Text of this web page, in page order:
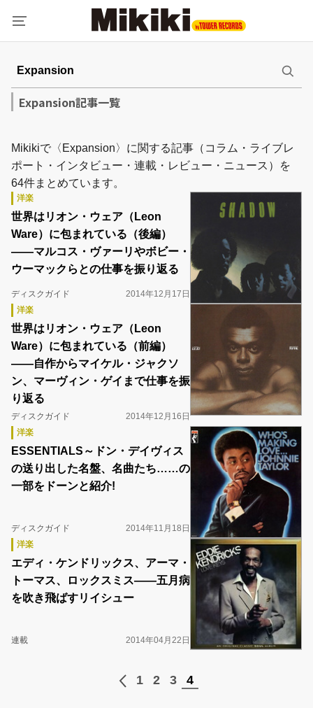
Expansion記事一覧
Mikikiで〈Expansion〉に関する記事（コラム・ライブレ
ポート・インタビュー・連載・レビュー・ニュース）を
64件まとめています。
洋楽
世界はリオン・ウェア（Leon
Ware）に包まれている（後編）
――マルコス・ヴァーリやボビー・
ウーマックらとの仕事を振り返る
ディスクガイド
2014年12月17日
洋楽
世界はリオン・ウェア（Leon
Ware）に包まれている（前編）
――自作からマイケル・ジャクソ
ン、マーヴィン・ゲイまで仕事を振
り返る
ディスクガイド
2014年12月16日
洋楽
ESSENTIALS～ドン・デイヴィス
の送り出した名盤、名曲たち……の
一部をドーンと紹介!
ディスクガイド
2014年11月18日
洋楽
エディ・ケンドリックス、アーマ・
トーマス、ロックスミス――五月病
を吹き飛ばすリイシュー
連載 2014年04月22日
1 2 3 4